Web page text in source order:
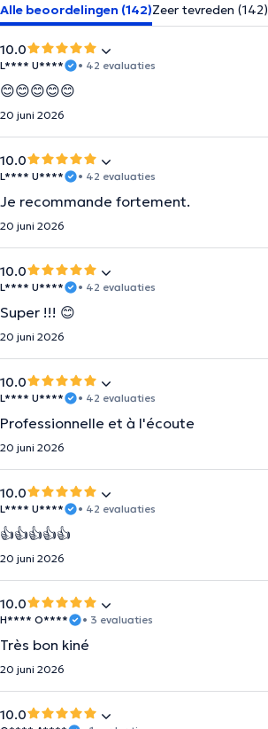
Alle beoordelingen (142)Zeer tevreden (142)
10.0
L**** U**** • 42 evaluaties
😊😊😊😊😊
20 juni 2026
10.0
L**** U**** • 42 evaluaties
Je recommande fortement.
20 juni 2026
10.0
L**** U**** • 42 evaluaties
Super !!! 😊
20 juni 2026
10.0
L**** U**** • 42 evaluaties
Professionnelle et à l'écoute
20 juni 2026
10.0
L**** U**** • 42 evaluaties
👍👍👍👍👍
20 juni 2026
10.0
H**** O**** • 3 evaluaties
Très bon kiné
20 juni 2026
10.0